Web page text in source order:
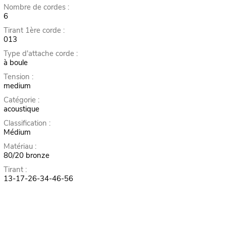
Nombre de cordes :
6
Tirant 1ère corde :
013
Type d'attache corde :
à boule
Tension :
medium
Catégorie :
acoustique
Classification :
Médium
Matériau :
80/20 bronze
Tirant :
13-17-26-34-46-56